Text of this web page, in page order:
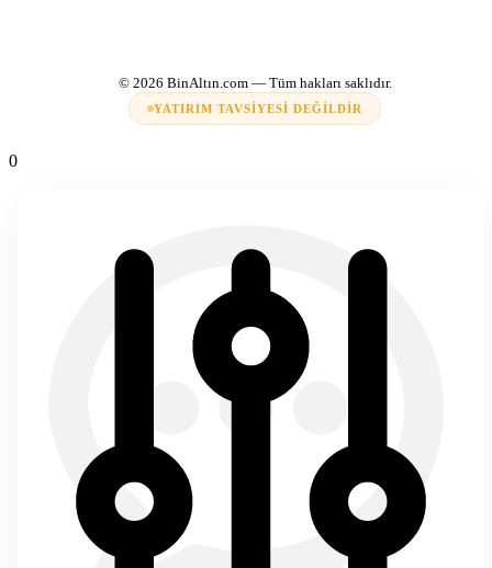
© 2026 BinAltın.com— Tüm hakları saklıdır.
YATIRIM TAVSIYESI DEĞILDIR
0